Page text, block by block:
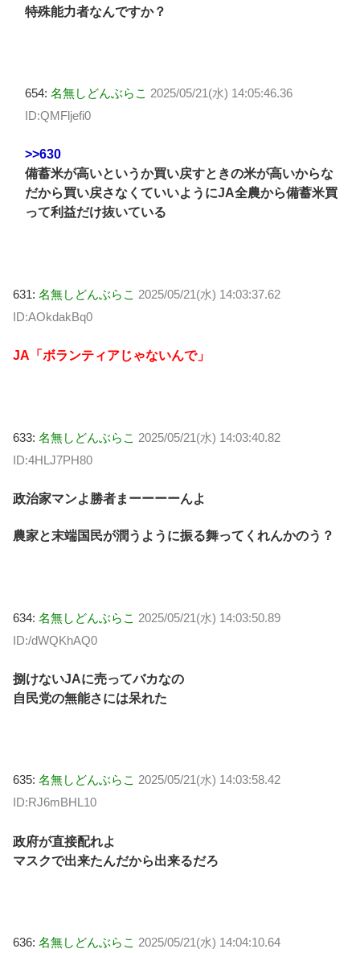
特殊能力者なんですか？
654: 名無しどんぶらこ 2025/05/21(水) 14:05:46.36
ID:QMFljefi0
>>630
備蓄米が高いというか買い戻すときの米が高いからな
だから買い戻さなくていいようにJA全農から備蓄米買
って利益だけ抜いている
631: 名無しどんぶらこ 2025/05/21(水) 14:03:37.62
ID:AOkdakBq0
JA「ボランティアじゃないんで」
633: 名無しどんぶらこ 2025/05/21(水) 14:03:40.82
ID:4HLJ7PH80
政治家マンよ勝者まーーーーんよ
農家と末端国民が潤うように振る舞ってくれんかのう？
634: 名無しどんぶらこ 2025/05/21(水) 14:03:50.89
ID:/dWQKhAQ0
捌けないJAに売ってバカなの
自民党の無能さには呆れた
635: 名無しどんぶらこ 2025/05/21(水) 14:03:58.42
ID:RJ6mBHL10
政府が直接配れよ
マスクで出来たんだから出来るだろ
636: 名無しどんぶらこ 2025/05/21(水) 14:04:10.64